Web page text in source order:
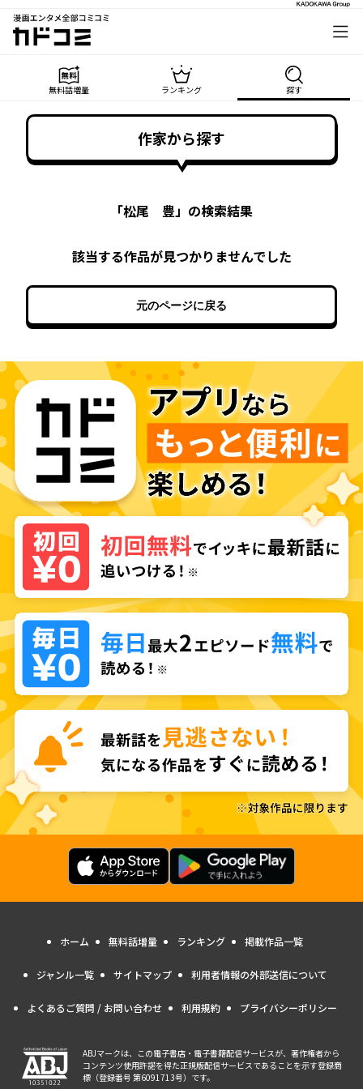
漫画エンタメ全部コミコミ
カドコミ
無料話増量 ランキング 探す
作家から探す
「松尾 豊」の検索結果
該当する作品が見つかりませんでした
元のページに戻る
ホーム 無料話増量 ランキング 掲載作品一覧
ジャンル一覧 サイトマップ 利用者情報の外部送信について
よくあるご質問 / お問い合わせ 利用規約 プライバシーポリシー
ABJマークは、この電子書店・電子書籍配信サービスが、著作権者から
コンテンツ使用許諾を得た正規版配信サービスであることを示す登録商
標（登録番号 第6091713号）です。